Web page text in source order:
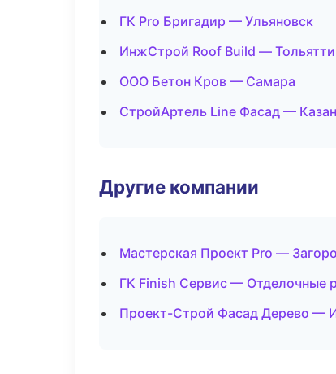
ГК Pro Бригадир — Ульяновск
ИнжСтрой Roof Build — Тольятти
ООО Бетон Кров — Самара
СтройАртель Line Фасад —
Другие компании
Мастерская Проект Pro —
ГК Finish Сервис — Отделочные
Проект-Строй Фасад Дерево —